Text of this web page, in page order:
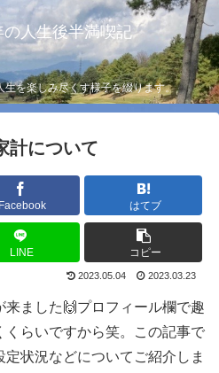
の人生後半満喫記
を楽しみ尽くす様子を綴ります。
計について
Facebook はてブ
LINE コピー
2023.05.04 2023.03.23
ました🙌プロフィール欄で趣
くらいですから笑。この記事で
状況などについてご紹介しま